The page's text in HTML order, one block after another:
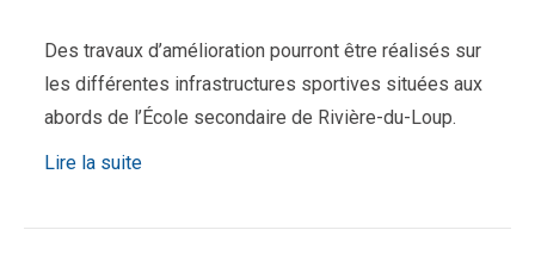
Des travaux d’amélioration pourront être réalisés sur
les différentes infrastructures sportives situées aux
abords de l’École secondaire de Rivière-du-Loup.
Lire la suite